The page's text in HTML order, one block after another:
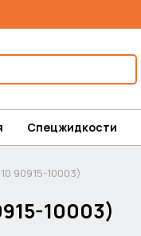
Спецжидкости
90915-10003)
10003)